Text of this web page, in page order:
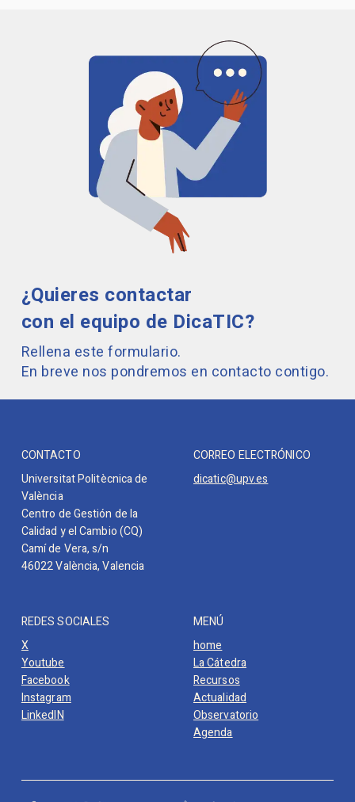
¿Quieres contactar
con el equipo de DicaTIC?
Rellena este formulario.
En breve nos pondremos en contacto contigo.
CONTACTO
Universitat Politècnica de
València
Centro de Gestión de la
Calidad y el Cambio (CQ)
Camí de Vera, s/n
46022 València, Valencia
CORREO ELECTRÓNICO
dicatic@upv.es
REDES SOCIALES
X
Youtube
Facebook
Instagram
LinkedIN
MENÚ
home
La Cátedra
Recursos
Actualidad
Observatorio
Agenda